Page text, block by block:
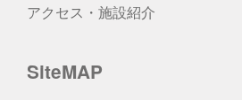
アクセス・施設紹介
SiteMAP